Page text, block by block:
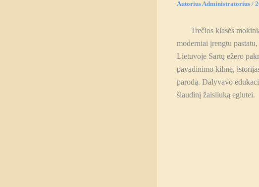
AutoriusAdministratorius /
Trečios klasės
moderniai įrengtu
Lietuvoje Sartų ežero
pavadinimo kilmę,
parodą. Dalyvavo
šiaudinį žaisliuką eglutei.